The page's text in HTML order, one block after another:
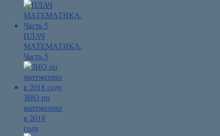
ПЛАЧ
МАТЕМАТИКА.
Часть 5
ЗНО по
математике
в 2018
году